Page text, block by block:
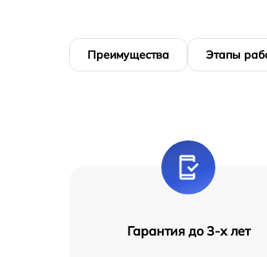
Преимущества Этапы
Гарантия до 3-х лет